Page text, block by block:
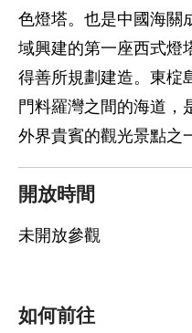
色燈塔。也是中國海關
域興建的第一座西式燈
得善所規劃建造。東椗
門料羅灣之間的海道，
外界貴賓的觀光景點之
開放時間
未開放參觀
如何前往